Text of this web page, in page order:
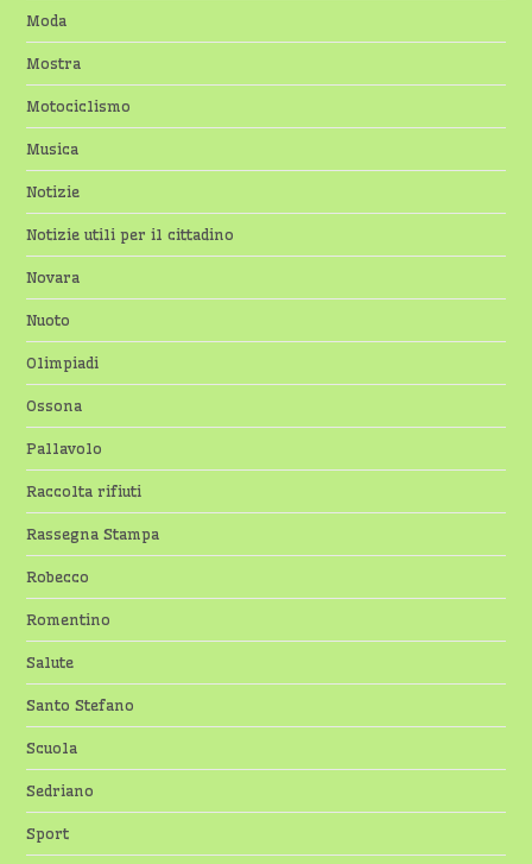
Moda
Mostra
Motociclismo
Musica
Notizie
Notizie utili per il cittadino
Novara
Nuoto
Olimpiadi
Ossona
Pallavolo
Raccolta rifiuti
Rassegna Stampa
Robecco
Romentino
Salute
Santo Stefano
Scuola
Sedriano
Sport